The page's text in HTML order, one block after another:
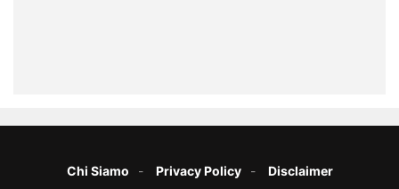
Chi Siamo Privacy Policy Disclaimer